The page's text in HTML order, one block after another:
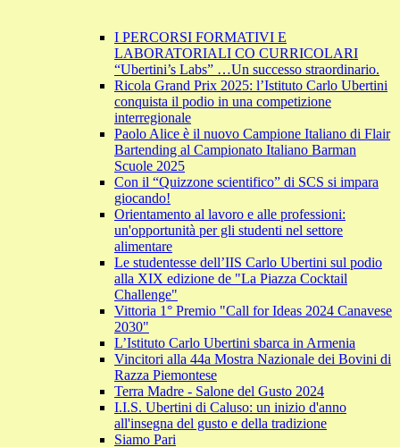
I PERCORSI FORMATIVI E
LABORATORIALI CO CURRICOLARI
“Ubertini’s Labs” …Un successo straordinario.
Ricola Grand Prix 2025: l’Istituto Carlo Ubertini
conquista il podio in una competizione
interregionale
Paolo Alice è il nuovo Campione Italiano di Flair
Bartending al Campionato Italiano Barman
Scuole 2025
Con il “Quizzone scientifico” di SCS si impara
giocando!
Orientamento al lavoro e alle professioni:
un'opportunità per gli studenti nel settore
alimentare
Le studentesse dell’IIS Carlo Ubertini sul podio
alla XIX edizione de "La Piazza Cocktail
Challenge"
Vittoria 1° Premio "Call for Ideas 2024 Canavese
2030"
L’Istituto Carlo Ubertini sbarca in Armenia
Vincitori alla 44a Mostra Nazionale dei Bovini di
Razza Piemontese
Terra Madre - Salone del Gusto 2024
I.I.S. Ubertini di Caluso: un inizio d'anno
all'insegna del gusto e della tradizione
Siamo Pari